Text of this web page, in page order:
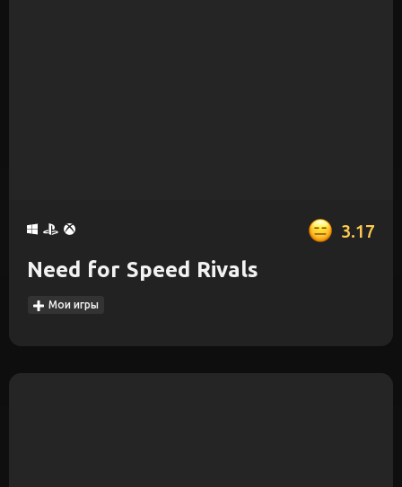
3.17
Need for Speed Rivals
Мои игры